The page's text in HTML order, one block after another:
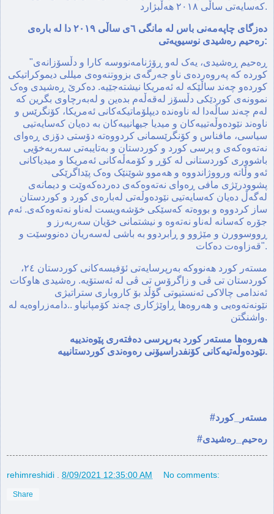
کەسایەتی ساڵی ٢٠١٨ هەڵبژارد.
دەزگای چاپەمەنی باس لە مانگی ٦ی ساڵی ٢٠١٩ دا لە بارەی
رەحیم رەشیدی نوسیویەتی:
"ڕەحیم ڕەشیدی، یەک لەو ڕۆژنامەنووسە کارا و دڵسۆزانەی
کوردە کە پەروەردەی ناو جەرگەی بزووتنەوەی میللی دیموکراتیکی
کوردەو چەند ساڵێکە لە ئەمریکا نیشتەجێیە. دەکرێ ڕەشیدی وەک
نموونەی کوردێکی دڵسۆز لەقەڵەم بدەین و لەبەرچاوی بگرین کە
لەم چەند ساڵەدا لە ناوەندە دیپلۆماتیکەکانی ئەمریکا، کۆنگرێس و
ناوەند نێودەوڵەتییەکان و میدیا جیهانییەکان بە دەیان کەسایەتیی
سیاسی، مافناس و کۆنگرێسمانی کردووەتە دۆستی دۆزی ڕەوای
نەتەوەکەی و پرسی کورد و کوردستان و بەتایبەتی سەربەخۆیی
باشووری کوردستانی لە کۆڕ و کۆمەڵەکانی ئەمریکا و میدیاکانی
ئەو وڵاتە ورووژاندووە و هەموو شوێنێک وەک پێداگرێکی
پشوودرێژی مافی ڕەوای نەتەوەکەی دەردەکەوێت و دیمانەی
لەگەڵ دەیان کەسایەتیی نێودەوڵەتی لەبارەی کورد و کوردستان
ساز کردووە و بووەتە کەسێکی خۆشەویست لەناو نەتەوەکەی. ئەم
جۆرە کەسانە لەناو نەتەوە و نیشتمانی خۆیان سەربەرز و
ڕووسوورن و مێژوو و ڕابردوو بە باشی لەسەریان دەنووسێت و
قەزاوەت دەکات".
مسته‌ر كورد هه‌نووكه‌ به‌رپرسایه‌تی ئۆفیسه‌كانی كوردستان ٢٤،
كوردستان تی ڤی و زاگرۆس تی ڤی له‌ ئه‌ستۆیه‌. ره‌شیدی هاوكات
ئه‌ندامی چالاكی ئه‌نستیوتی گۆڵد بۆ كاروباری ستراتیژی
نێونه‌ته‌وه‌یی و هه‌روه‌ها ڕاوێژكاری چه‌ند كۆمپانیاو ..دامه‌زراوه‌یه‌ له‌
واشنگتن.
هەروەها مستەر كورد بەرپرسی دەفتەری پێوەندییە
نێودەوڵەتیەکانی كۆنفدراسیۆنی رەوەندی كوردستانییە.
#مستەر_کورد
#رەحیم_رەشیدی
rehimreshidi . 8/09/2021 12:35:00 AM No comments:
Share